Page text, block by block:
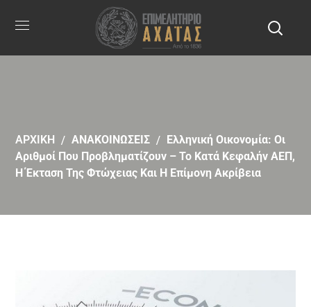
ΑΡΧΙΚΗ ΑΝΑΚΟΙΝΩΣΕΙΣ
Ελληνική Οικονομία: Οι
Αριθμοί Που Προβληματίζουν – Το Κατά Κεφαλήν ΑΕΠ,
Η Έκταση Της Φτώχειας Και Η Επίμονη Ακρίβεια